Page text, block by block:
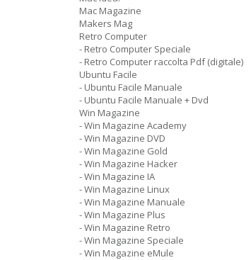
Mac Magazine
Makers Mag
Retro Computer
- Retro Computer Speciale
- Retro Computer raccolta Pdf (digitale)
Ubuntu Facile
- Ubuntu Facile Manuale
- Ubuntu Facile Manuale + Dvd
Win Magazine
- Win Magazine Academy
- Win Magazine DVD
- Win Magazine Gold
- Win Magazine Hacker
- Win Magazine IA
- Win Magazine Linux
- Win Magazine Manuale
- Win Magazine Plus
- Win Magazine Retro
- Win Magazine Speciale
- Win Magazine eMule